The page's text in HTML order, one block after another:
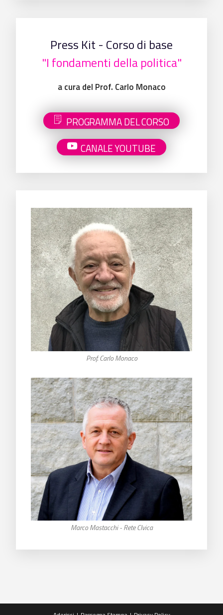
Press Kit - Corso di base
"I fondamenti della politica"
a cura del Prof. Carlo Monaco
PROGRAMMA DEL CORSO
CANALE YOUTUBE
Prof. Carlo Monaco
Marco Mastacchi - Rete CIvica